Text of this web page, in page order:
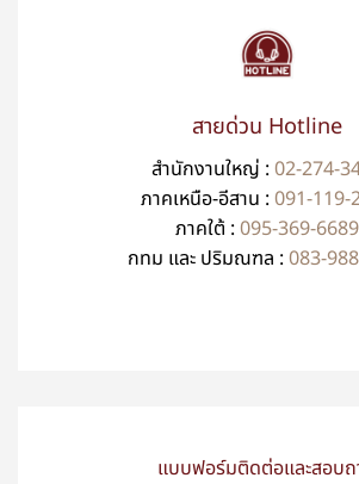
สายด่วน Hotline
สำนักงานใหญ่ :02-274-
ภาคเหนือ-อีสาน :091-119-
ภาคใต้ :095-369-6689
กทม และ ปริมณฑล :083-
แบบฟอร์มติดต่อและสอบ